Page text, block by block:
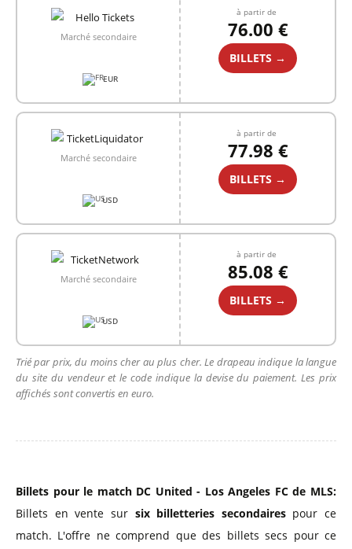
Marché secondaire
EUR
à partir de
76.00 €
BILLETS →
Marché secondaire
USD
à partir de
77.98 €
BILLETS →
Marché secondaire
USD
à partir de
85.08 €
BILLETS →
Trié par prix, du moins cher au plus cher. Le drapeau indique la langue
du site du vendeur et le code indique la devise du paiement. Les prix
affichés sont convertis en euro.
Billets pour le match DC United - Los Angeles FC de MLS:
Billets en vente sur six billetteries secondairespour ce
match. L'offre ne comprend que des billets secs pour ce